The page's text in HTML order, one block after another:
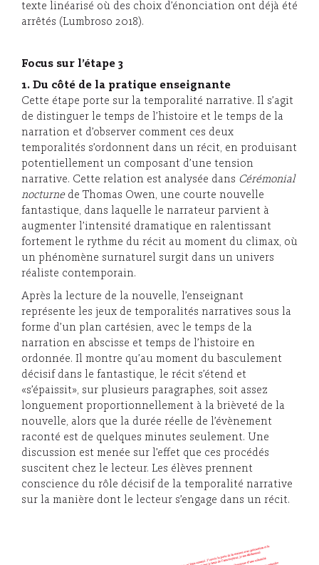
texte linéarisé où des choix d’énonciation ont déjà été
arrêtés (Lumbroso 2018).
Focus sur l’étape 3
1. Du côté de la pratique enseignante
Cette étape porte sur la temporalité narrative. Il s’agit
de distinguer le temps de l’histoire et le temps de la
narration et d’observer comment ces deux
temporalités s’ordonnent dans un récit, en produisant
potentiellement un composant d’une tension
narrative. Cette relation est analysée dans Cérémonial
nocturnede Thomas Owen, une courte nouvelle
fantastique, dans laquelle le narrateur parvient à
augmenter l’intensité dramatique en ralentissant
fortement le rythme du récit au moment du climax, où
un phénomène surnaturel surgit dans un univers
réaliste contemporain.
Après la lecture de la nouvelle, l’enseignant
représente les jeux de temporalités narratives sous la
forme d’un plan cartésien, avec le temps de la
narration en abscisse et temps de l’histoire en
ordonnée. Il montre qu’au moment du basculement
décisif dans le fantastique, le récit s’étend et
«s’épaissit», sur plusieurs paragraphes, soit assez
longuement proportionnellement à la brièveté de la
nouvelle, alors que la durée réelle de l’évènement
raconté est de quelques minutes seulement. Une
discussion est menée sur l’effet que ces procédés
suscitent chez le lecteur. Les élèves prennent
conscience du rôle décisif de la temporalité narrative
sur la manière dont le lecteur s’engage dans un récit.